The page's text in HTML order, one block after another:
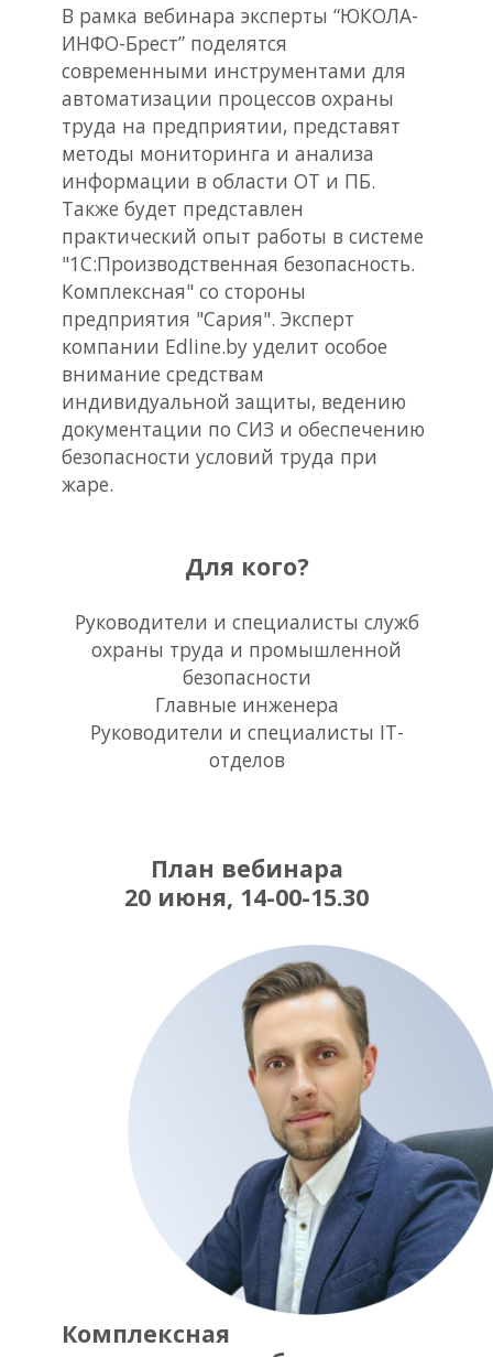
В рамка вебинара эксперты “ЮКОЛА-
ИНФО-Брест” поделятся
современными инструментами для
автоматизации процессов охраны
труда на предприятии, представят
методы мониторинга и анализа
информации в области ОТ и ПБ.
Также будет представлен
практический опыт работы в системе
"1С:Производственная безопасность.
Комплексная" со стороны
предприятия "Сария". Эксперт
компании Edline.by уделит особое
внимание средствам
индивидуальной защиты, ведению
документации по СИЗ и обеспечению
безопасности условий труда при
жаре.
Для кого?
Руководители и специалисты служб
охраны труда и промышленной
безопасности
Главные инженера
Руководители и специалисты IT-
отделов
План вебинара
20 июня, 14-00-15.30
Комплексная